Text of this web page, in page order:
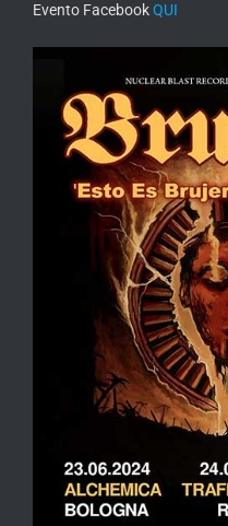
Evento FacebookQUI